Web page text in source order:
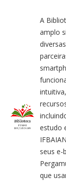
A
amplo
estudo
seus e-
que